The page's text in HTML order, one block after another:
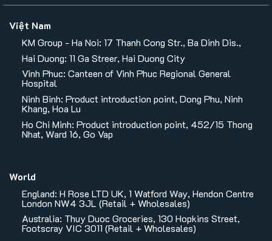
Việt Nam
KM Group - Ha Noi: 17 Thanh Cong Str., Ba Dinh Dis.,
Hai Duong: 11 Ga Streer, Hai Duong City
Vinh Phuc: Canteen of Vinh Phuc Regional General
Hospital
Ninh Binh: Product introduction point, Dong Phu, Ninh
Khang, Hoa Lu
Ho Chi Minh: Product introduction point, 452/15 Thong
Nhat, Ward 16, Go Vap
World
England: H Rose LTD UK, 1 Watford Way, Hendon Centre
London NW4 3JL (Retail + Wholesales)
Australia: Thuy Duoc Groceries, 130 Hopkins Street,
Footscray VIC 3011 (Retail + Wholesales)